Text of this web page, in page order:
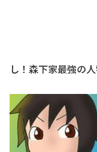
し！森下家最強の人